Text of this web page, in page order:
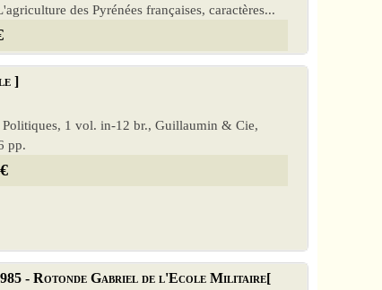
des Pyrénées françaises, caractères...
]
Politiques, 1 vol. in-12 br., Guillaumin & Cie,
pp.
- Rotonde Gabriel de l'Ecole Militaire[